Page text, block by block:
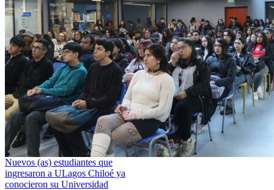
Nuevos (as) estudiantes que
ingresaron a ULagos Chiloé ya
conocieron su Universidad